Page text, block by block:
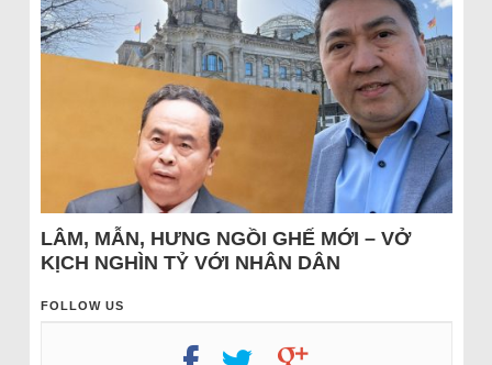
LÂM, MẪN, HƯNG NGỒI GHẾ MỚI – VỞ
KỊCH NGHÌN TỶ VỚI NHÂN DÂN
FOLLOW US